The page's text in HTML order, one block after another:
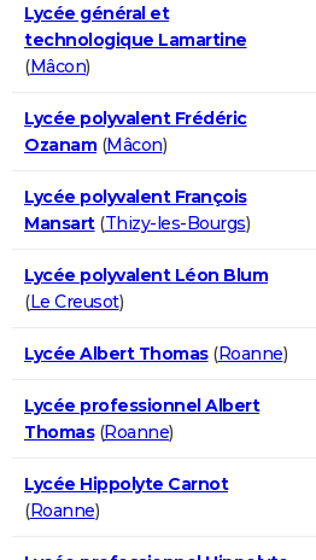
Lycée général et
technologique Lamartine
(Mâcon)
Lycée polyvalent Frédéric
Ozanam(Mâcon)
Lycée polyvalent François
Mansart(Thizy-les-Bourgs)
Lycée polyvalent Léon Blum
(Le Creusot)
Lycée Albert Thomas(Roanne)
Lycée professionnel Albert
Thomas(Roanne)
Lycée Hippolyte Carnot
(Roanne)